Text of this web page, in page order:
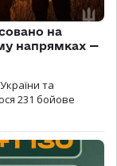
на
напрямках —
та
231 бойове